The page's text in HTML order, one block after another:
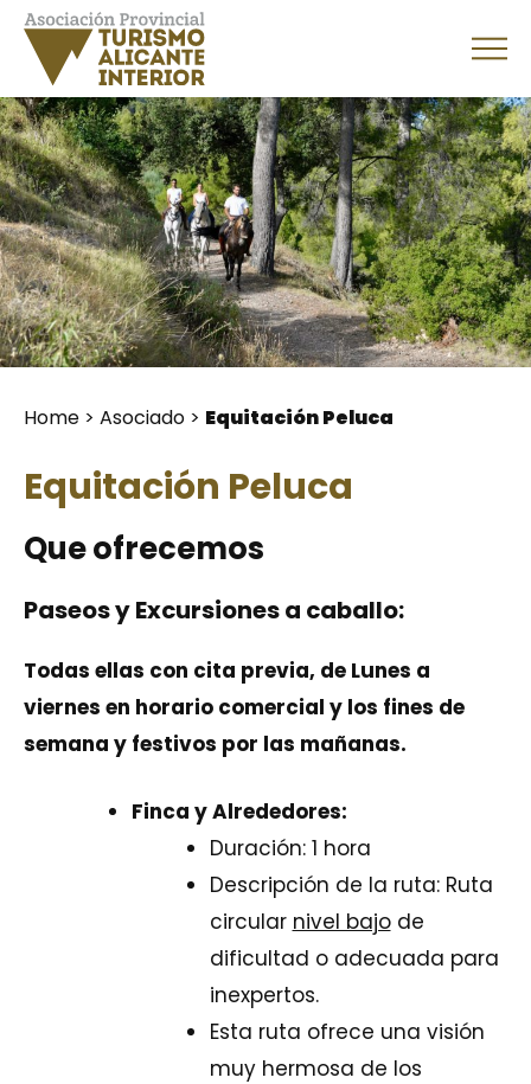
Home > Asociado > Equitación Peluca
Equitación Peluca
Que ofrecemos
Paseos y Excursiones a caballo:
Todas ellas con cita previa, de Lunes a
viernes en horario comercial y los fines de
semana y festivos por las mañanas.
Finca y Alrededores:
Duración: 1 hora
Descripción de la ruta: Ruta
circular nivel bajode
dificultad o adecuada para
inexpertos.
Esta ruta ofrece una visión
muy hermosa de los